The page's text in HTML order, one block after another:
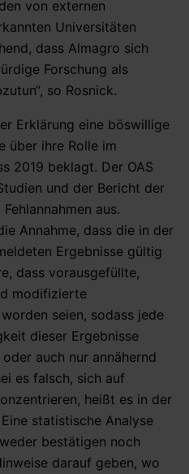
von externen
Universitäten
dass Almagro sich
Forschung als
so Rosnick.
Erklärung eine böswillige
über ihre Rolle im
2019 beklagt. Der OAS
und der Bericht der
aus.
Annahme, dass die in der
Ergebnisse gültig
dass vorausgefüllte,
modifizierte
seien, sodass jede
dieser Ergebnisse
auch nur annähernd
es falsch, sich auf
heißt es in der
statistische Analyse
bestätigen noch
darauf geben, wo